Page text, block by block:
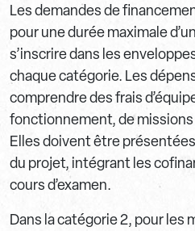
Les demandes de
pour une durée maximale
s’inscrire dans les
chaque catégorie. Les
comprendre des frais
fonctionnement, de
Elles doivent être
du projet, intégrant les
cours d’examen.
Dans la catégorie 2, pour les